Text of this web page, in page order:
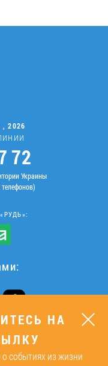
2026
72
Украины
ОК
НА
событиях из жизни